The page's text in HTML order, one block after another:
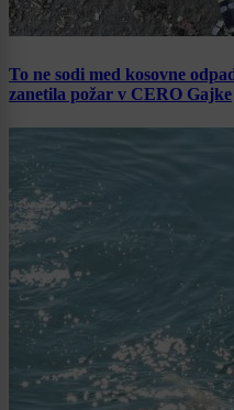
To ne sodi med kosovne
zanetila požar v CERO Gajke